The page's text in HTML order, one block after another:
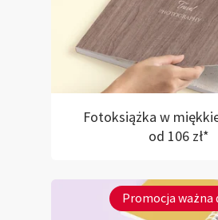
Fotoksiążka w
od 106 zł*
Promocja ważna